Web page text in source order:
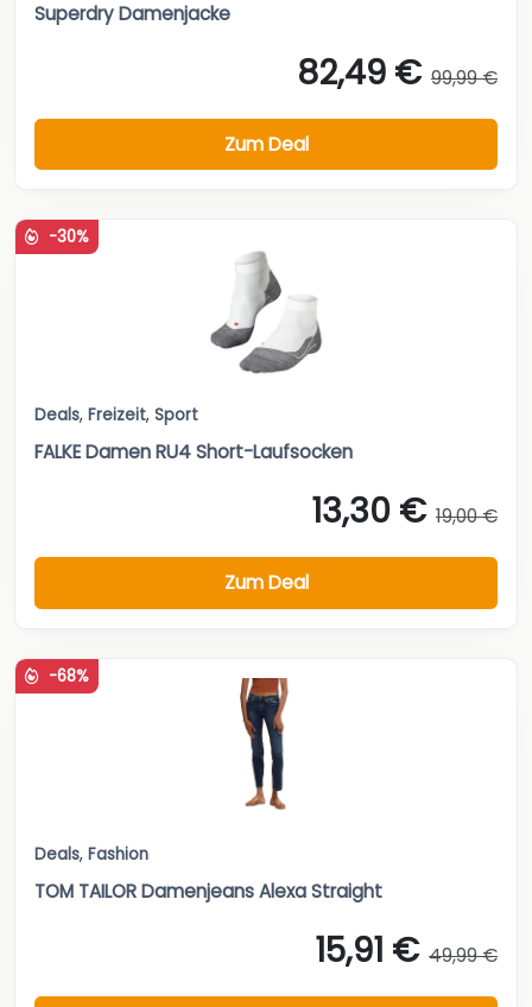
Superdry Damenjacke
82,49 € 99,99 €
Zum Deal
-30%
Deals, Freizeit, Sport
FALKE Damen RU4 Short-Laufsocken
13,30 € 19,00 €
Zum Deal
-68%
Deals, Fashion
TOM TAILOR Damenjeans Alexa Straight
15,91 € 49,99 €